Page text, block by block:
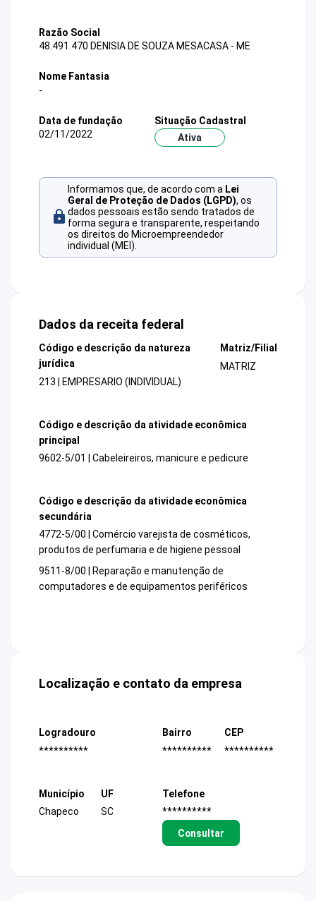
Razão Social
48.491.470 DENISIA DE SOUZA MESACASA - ME
Nome Fantasia
-
Data de fundação
02/11/2022
Situação Cadastral
Ativa
Informamos que, de acordo com a Lei
Geral de Proteção de Dados (LGPD), os
dados pessoais estão sendo tratados de
forma segura e transparente, respeitando
os direitos do Microempreendedor
individual (MEI).
Dados da receita federal
Código e descrição da natureza
jurídica
213 | EMPRESARIO (INDIVIDUAL)
Matriz/Filial
MATRIZ
Código e descrição da atividade econômica
principal
9602-5/01 | Cabeleireiros, manicure e pedicure
Código e descrição da atividade econômica
secundária
4772-5/00 | Comércio varejista de cosméticos,
produtos de perfumaria e de higiene pessoal
9511-8/00 | Reparação e manutenção de
computadores e de equipamentos periféricos
Localização e contato da empresa
Logradouro
**********
Bairro
**********
CEP
**********
Município
Chapeco
UF
SC
Telefone
**********
Consultar